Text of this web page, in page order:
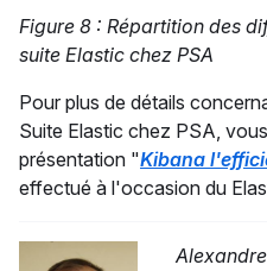
Figure 8 : Répartition des
suite Elastic chez PSA
Pour plus de détails
Suite Elastic chez PSA,
présentation "Kibana
effectué à l'occasion du